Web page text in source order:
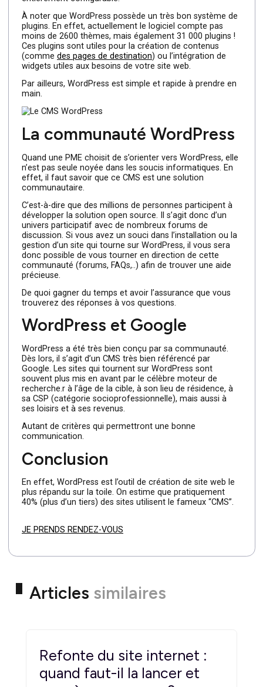
Avec WordPress, on s’oriente vers un outil vraiment
personnalisable pour que le site d’une PME réponde à
besoins. Terminé les solutions figées où on ne peut rien
configurer. Bien au contraire, cet outil est idéal pour
celles et ceux qui désirent utiliser un CMS souple et
entièrement configurable.
À noter que WordPress possède un très bon système
plugins. En effet, actuellement le logiciel compte pas
moins de 2600 thèmes, mais également 31 000 plugins !
(commedes pages de destination) ou l’intégration de
widgets utiles aux besoins de votre site web.
Par ailleurs, WordPress est simple et rapide à prendre en
main.
La communauté WordPress
Quand une PME choisit de s’orienter vers WordPress,
n’est pas seule noyée dans les soucis informatiques. En
effet, il faut savoir que ce CMS est une solution
communautaire.
C’est-à-dire que des millions de personnes participent à
développer la solution open source. Il s’agit donc d’un
univers participatif avec de nombreux forums de
discussion. Si vous avez un souci dans l’installation ou la
gestion d’un site qui tourne sur WordPress, il vous sera
donc possible de vous tourner en direction de cette
communauté (forums, FAQs,..) afin de trouver une aide
précieuse.
De quoi gagner du temps et avoir l’assurance que vous
trouverez des réponses à vos questions.
WordPress et Google
WordPress a été très bien conçu par sa communauté.
Dès lors, il s’agit d’un CMS très bien référencé par
Google. Les sites qui tournent sur WordPress sont
souvent plus mis en avant par le célèbre moteur de
recherche.r à l’âge de la cible, à son lieu de résidence, à
ses loisirs et à ses revenus.
communication.
JE PRENDS RENDEZ-VOUS